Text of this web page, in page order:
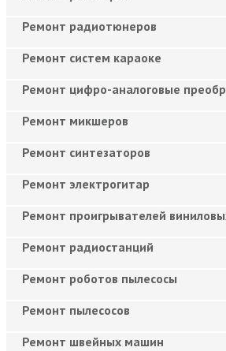
Ремонт радиотюнеров
Ремонт систем караоке
Ремонт цифро-аналоговые
Ремонт микшеров
Ремонт синтезаторов
Ремонт электрогитар
Ремонт проигрывателей
Ремонт радиостанций
Ремонт роботов пылесосы
Ремонт пылесосов
Ремонт швейных машин